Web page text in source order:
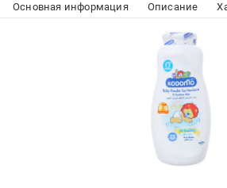
Основная информация Описание